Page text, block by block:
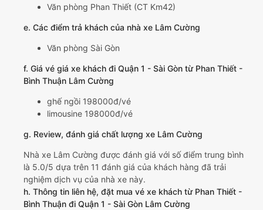
Văn phòng Phan Thiết (CT Km42)
e. Các điểm trả khách của nhà xe Lâm Cường
Văn phòng Sài Gòn
f. Giá vé giá xe khách đi Quận 1 - Sài Gòn từ Phan Thiết -
Bình Thuận Lâm Cường
ghế ngồi 198000đ/vé
limousine 198000đ/vé
g. Review, đánh giá chất lượng xe Lâm Cường
Nhà xe Lâm Cường được đánh giá với số điểm trung bình
là 5.0/5 dựa trên 11 đánh giá của khách hàng đã trải
nghiệm dịch vụ của nhà xe này.
h. Thông tin liên hệ, đặt mua vé xe khách từ Phan Thiết -
Bình Thuận đi Quận 1 - Sài Gòn Lâm Cường